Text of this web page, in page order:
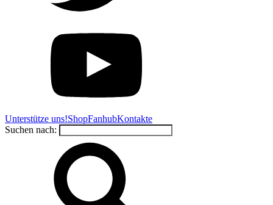
Unterstütze uns!ShopFanhubKontakte
Suchen nach: